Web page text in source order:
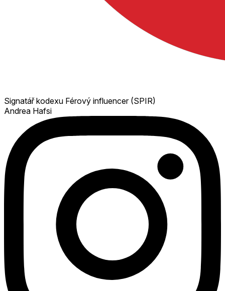
Signatář kodexu Férový influencer (SPIR)
Andrea Hafsi